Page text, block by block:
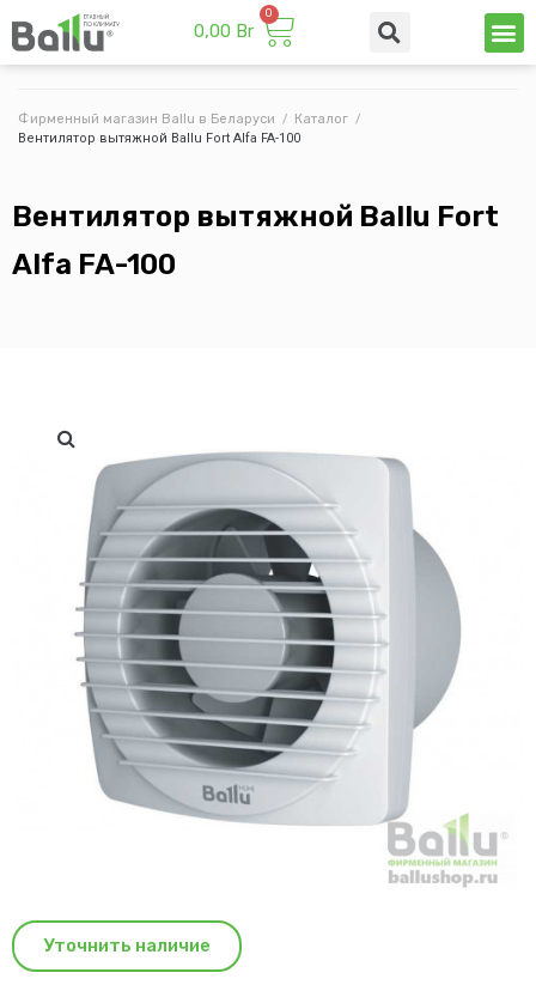
0,00 Br
Фирменный магазин Ballu в Беларуси / Каталог /
Вентилятор вытяжной Ballu Fort Alfa FA-100
Вентилятор вытяжной Ballu Fort
Alfa FA-100
Уточнить наличие